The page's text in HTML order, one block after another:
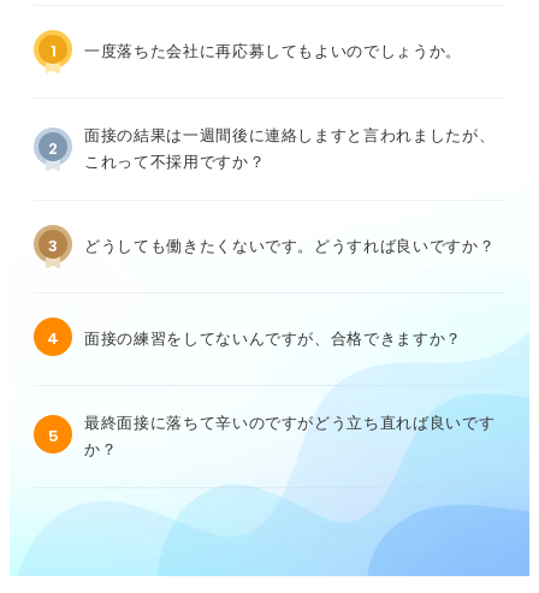
1 一度落ちた会社に再応募してもよいのでしょうか。
2
面接の結果は一週間後に連絡しますと言われましたが、
これって不採用ですか？
3 どうしても働きたくないです。どうすれば良いですか？
4 面接の練習をしてないんですが、合格できますか？
5
最終面接に落ちて辛いのですがどう立ち直れば良いです
か？